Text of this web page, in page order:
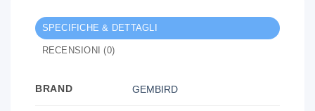
SPECIFICHE & DETTAGLI
RECENSIONI (0)
BRAND GEMBIRD